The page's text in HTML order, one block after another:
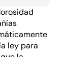
ley para